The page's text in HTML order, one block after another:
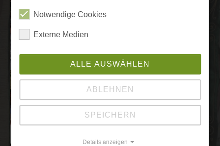
Notwendige Cookies
Externe Medien
ALLE AUSWÄHLEN
ABLEHNEN
SPEICHERN
Details anzeigen